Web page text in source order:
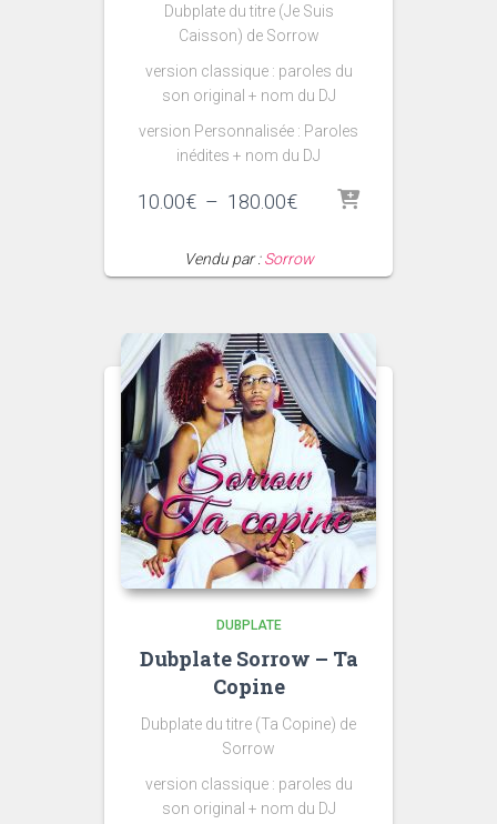
Dubplate du titre (Je Suis
Caisson) de Sorrow
version classique : paroles du
son original + nom du DJ
version Personnalisée : Paroles
inédites + nom du DJ
10.00€ – 180.00€Plage
10.00€
Vendu par :Sorrow
DUBPLATE
Dubplate Sorrow – Ta
Copine
Dubplate du titre (Ta Copine) de
Sorrow
version classique : paroles du
son original + nom du DJ